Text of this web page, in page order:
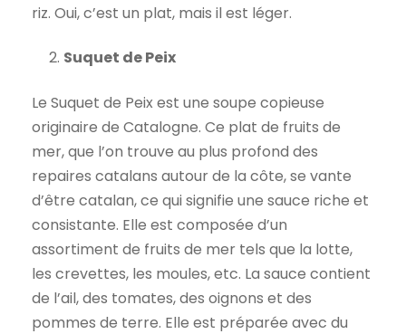
riz. Oui, c’est un plat, mais il est léger.
Suquet de Peix
Le Suquet de Peix est une soupe copieuse
originaire de Catalogne. Ce plat de fruits de
mer, que l’on trouve au plus profond des
repaires catalans autour de la côte, se vante
d’être catalan, ce qui signifie une sauce riche et
consistante. Elle est composée d’un
assortiment de fruits de mer tels que la lotte,
les crevettes, les moules, etc. La sauce contient
de l’ail, des tomates, des oignons et des
pommes de terre. Elle est préparée avec du